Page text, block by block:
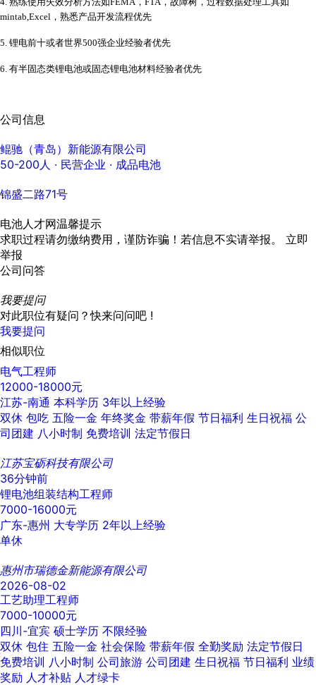
mintab,Excel，熟悉产品开发流程优先
5. 锂电前十或者世界500强企业经验者优先
6. 有半固态类锂电池或固态锂电池材料经验者优先
公司信息
鲲驰（青岛）新能源有限公司
50-200人 · 民营企业 · 成品电池
锦盛二路71号
电池人才网温馨提示
求职过程请勿缴纳费用，谨防诈骗！若信息不实请举报。 立即
举报
公司问答
我要提问
对此职位有疑问？快来问问吧 !
我要提问
相似职位
电气工程师
12000-18000元
江苏-南通 本科学历 3年以上经验
双休 包吃 五险一金 年终奖金 带薪年假 节日福利 生日祝福 公
司团建 八小时制 免费培训 法定节假日
江苏宝砺科技有限公司
36分钟前
锂电池组装结构工程师
7000-16000元
广东-惠州 大专学历 2年以上经验
单休
惠州市瑞德金新能源有限公司
2026-08-02
工艺助理工程师
7000-10000元
四川-宜宾 硕士学历 不限经验
双休 包住 五险一金 社会保险 带薪年假 全勤奖励 法定节假日
免费培训 八小时制 公司旅游 公司团建 生日祝福 节日福利 业绩
奖励 人才补贴 人才绿卡